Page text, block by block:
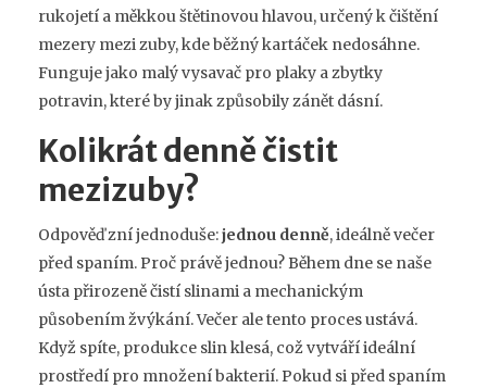
rukojetí a měkkou štětinovou hlavou, určený k čištění
mezery mezi zuby, kde běžný kartáček nedosáhne.
Funguje jako malý vysavač pro plaky a zbytky
potravin, které by jinak způsobily zánět dásní.
Kolikrát denně čistit
mezizuby?
Odpověď zní jednoduše:jednou denně, ideálně večer
před spaním. Proč právě jednou? Během dne se naše
ústa přirozeně čistí slinami a mechanickým
působením žvýkání. Večer ale tento proces ustává.
Když spíte, produkce slin klesá, což vytváří ideální
prostředí pro množení bakterií. Pokud si před spaním